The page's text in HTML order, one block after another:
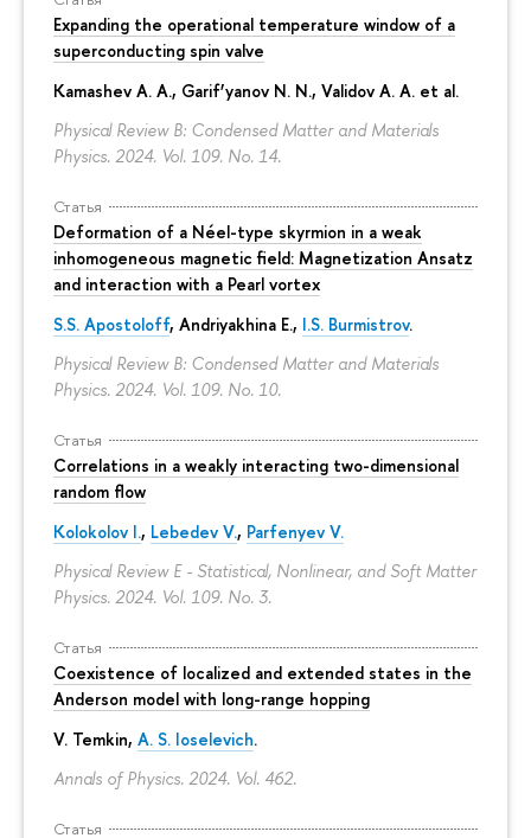
Expanding the operational temperature window of a
superconducting spin valve
Kamashev A. A., Garif’yanov N. N., Validov A. A. et al.
Physical Review B: Condensed Matter and Materials
Physics. 2024. Vol. 109. No. 14.
Статья
Deformation of a Néel-type skyrmion in a weak
inhomogeneous magnetic field: Magnetization Ansatz
and interaction with a Pearl vortex
S.S. Apostoloff, Andriyakhina E., I.S. Burmistrov.
Physical Review B: Condensed Matter and Materials
Physics. 2024. Vol. 109. No. 10.
Статья
Correlations in a weakly interacting two-dimensional
random flow
Kolokolov I., Lebedev V., Parfenyev V.
Physical Review E - Statistical, Nonlinear, and Soft Matter
Physics. 2024. Vol. 109. No. 3.
Статья
Coexistence of localized and extended states in the
Anderson model with long-range hopping
V. Temkin, A. S. Ioselevich.
Annals of Physics. 2024. Vol. 462.
Статья